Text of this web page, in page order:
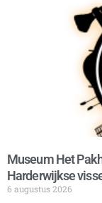
Museum Het
Harderwijkse
6 augustus 2026